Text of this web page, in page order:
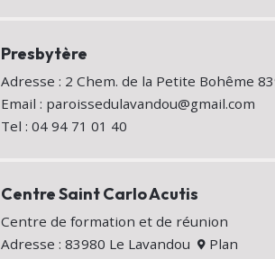
Presbytère
Adresse : 2 Chem. de la Petite Bohême
Email : paroissedulavandou@gmail.com
Tel : 04 94 71 01 40
Centre Saint Carlo Acutis
Centre de formation et de réunion
Adresse : 83980 Le Lavandou
Plan